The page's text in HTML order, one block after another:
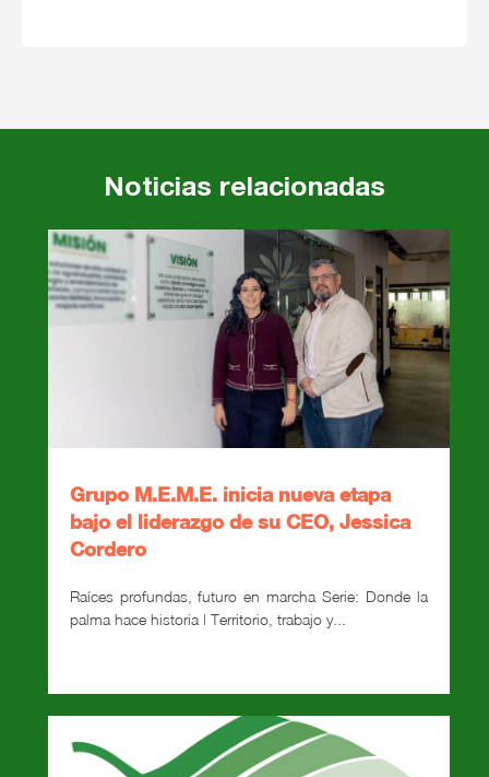
Noticias relacionadas
Grupo M.E.M.E. inicia nueva etapa
bajo el liderazgo de su CEO, Jessica
Cordero
Raíces profundas, futuro en marcha Serie: Donde la
palma hace historia | Territorio, trabajo y...